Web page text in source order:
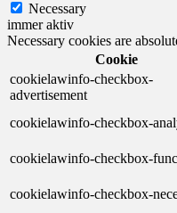
Necessary
immer aktiv
Necessary cookies are
Cookie
cookielawinfo-checkbox-
advertisement
cookielawinfo-checkbox-
cookielawinfo-checkbox-
cookielawinfo-checkbox-